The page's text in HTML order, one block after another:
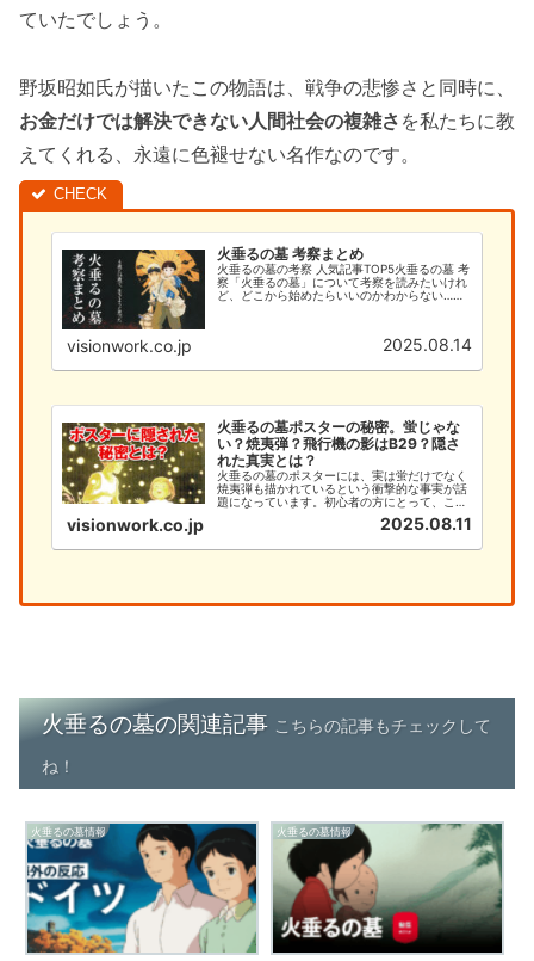
ていたでしょう。
野坂昭如氏が描いたこの物語は、戦争の悲惨さと同時に、
お金だけでは解決できない人間社会の複雑さ を私たちに教
えてくれる、永遠に色褪せない名作なのです。
火垂るの墓 考察まとめ
火垂るの墓の考察 人気記事TOP5火垂るの墓 考
察「火垂るの墓」について考察を読みたいけれ
ど、どこから始めたらいいのかわからない…そ
visionwork.co.jp 2025.08.14
火垂るの墓ポスターの秘密。蛍じゃな
い？焼夷弾？飛行機の影はB29？隠さ
れた真実とは？
火垂るの墓のポスターには、実は蛍だけでなく
焼夷弾も描かれているという衝撃的な事実が話
題になっています。初心者の方にとって、この
深い意味を理解することは、作品への理解を大
きく深める重要なポイントです。本記事では、
と、初心者が知るべき基本情報...
visionwork.co.jp 2025.08.11
火垂るの墓の関連記事 こちらの記事もチェックして
ね！
火垂るの墓情報 火垂るの墓情報